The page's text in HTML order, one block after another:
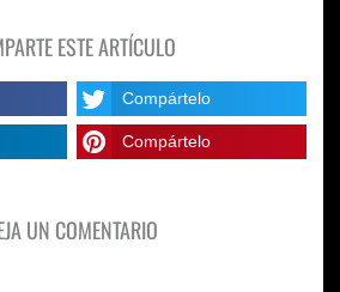
ESTE ARTÍCULO
Compártelo
Compártelo
UN COMENTARIO